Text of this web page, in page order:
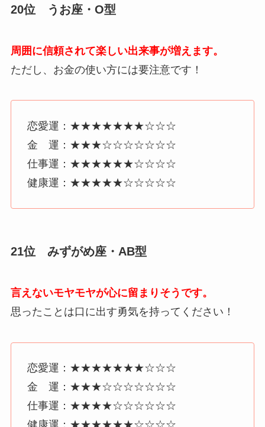
20位 うお座・O型
周囲に信頼されて楽しい出来事が増えます。
ただし、お金の使い方には要注意です！
恋愛運：★★★★★★★☆☆☆
金 運：★★★☆☆☆☆☆☆☆
仕事運：★★★★★★☆☆☆☆
健康運：★★★★★☆☆☆☆☆
21位 みずがめ座・AB型
言えないモヤモヤが心に留まりそうです。
思ったことは口に出す勇気を持ってください！
恋愛運：★★★★★★★☆☆☆
金 運：★★★☆☆☆☆☆☆☆
仕事運：★★★★☆☆☆☆☆☆